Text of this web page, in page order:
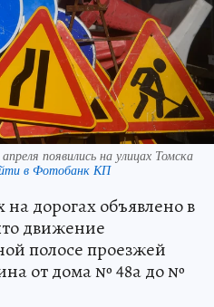
появились на улицах Томска
в Фотобанк КП
дорогах объявлено в
движение
полосе проезжей
от дома № 48а до №